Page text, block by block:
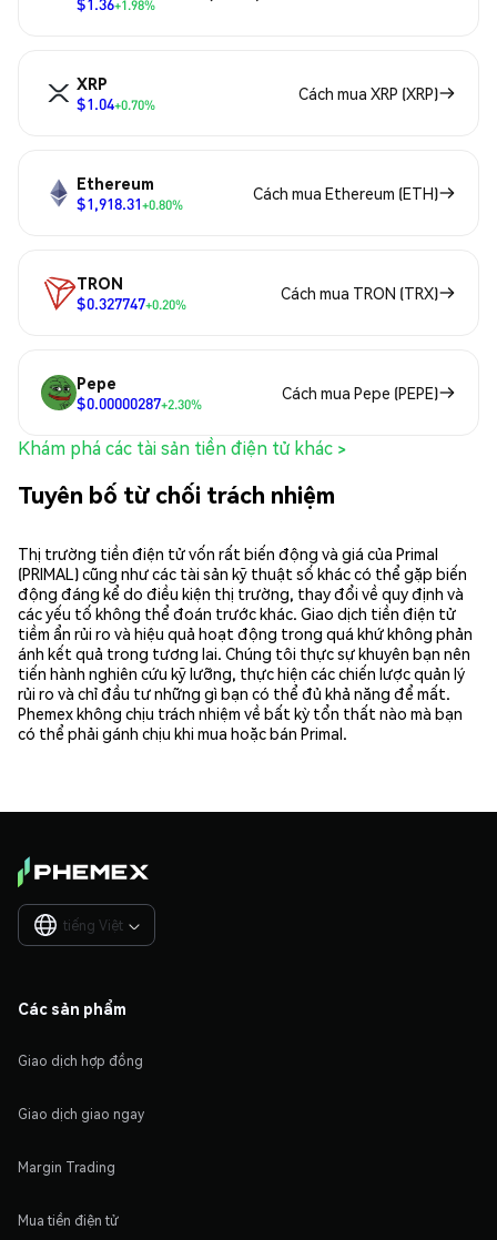
+1.98%
XRP
$1.04+0.70%
Cách mua XRP (XRP)
Ethereum
$1,918.31+0.80%
Cách mua Ethereum (ETH)
TRON
$0.327747+0.20%
Cách mua TRON (TRX)
Pepe
$0.00000287+2.30%
Cách mua Pepe (PEPE)
Khám phá các tài sản tiền điện tử khác >
Tuyên bố từ chối trách nhiệm
Thị trường tiền điện tử vốn rất biến động và giá của Primal
(PRIMAL) cũng như các tài sản kỹ thuật số khác có thể gặp biến
động đáng kể do điều kiện thị trường, thay đổi về quy định và
các yếu tố không thể đoán trước khác. Giao dịch tiền điện tử
tiềm ẩn rủi ro và hiệu quả hoạt động trong quá khứ không phản
ánh kết quả trong tương lai. Chúng tôi thực sự khuyên bạn nên
tiến hành nghiên cứu kỹ lưỡng, thực hiện các chiến lược quản lý
rủi ro và chỉ đầu tư những gì bạn có thể đủ khả năng để mất.
Phemex không chịu trách nhiệm về bất kỳ tổn thất nào mà bạn
có thể phải gánh chịu khi mua hoặc bán Primal.
tiếng Việt 
Các sản phẩm
Giao dịch hợp đồng
Giao dịch giao ngay
Margin Trading
Mua tiền điện tử